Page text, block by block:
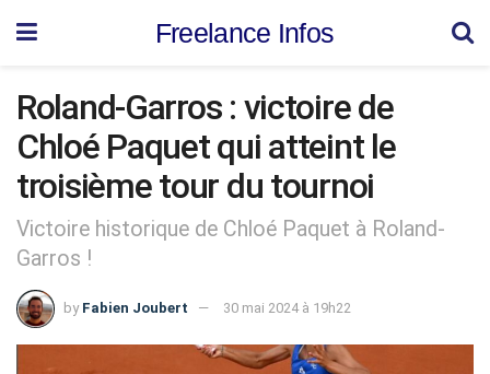
Freelance Infos
Roland-Garros : victoire de
Chloé Paquet qui atteint le
troisième tour du tournoi
Victoire historique de Chloé Paquet à Roland-
Garros !
by Fabien Joubert 30 mai 2024 à 19h22